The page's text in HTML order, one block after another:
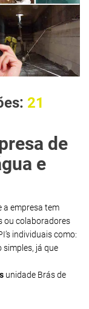
21
de
e
a empresa tem
ou colaboradores
individuais como:
simples, já que
unidade Brás de